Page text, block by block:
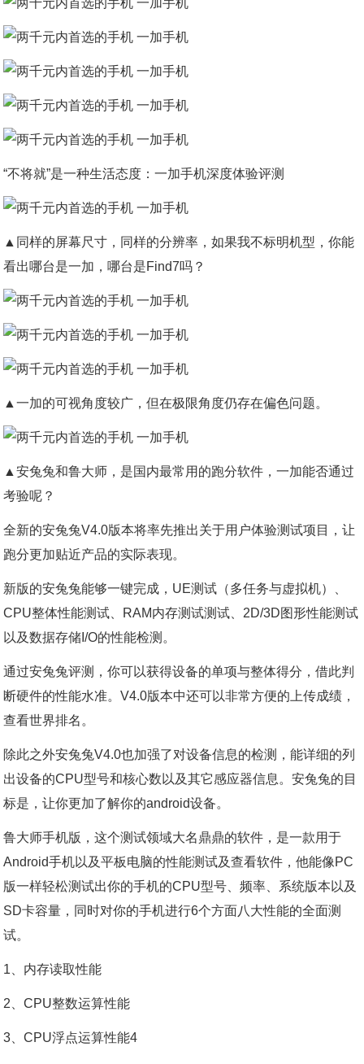
“不将就”是一种生活态度：一加手机深度体验评测
▲同样的屏幕尺寸，同样的分辨率，如果我不标明机型，你能
看出哪台是一加，哪台是Find7吗？
▲一加的可视角度较广，但在极限角度仍存在偏色问题。
▲安兔兔和鲁大师，是国内最常用的跑分软件，一加能否通过
考验呢？
全新的安兔兔V4.0版本将率先推出关于用户体验测试项目，让
跑分更加贴近产品的实际表现。
新版的安兔兔能够一键完成，UE测试（多任务与虚拟机）、
CPU整体性能测试、RAM内存测试测试、2D/3D图形性能测试
以及数据存储I/O的性能检测。
通过安兔兔评测，你可以获得设备的单项与整体得分，借此判
断硬件的性能水准。V4.0版本中还可以非常方便的上传成绩，
查看世界排名。
除此之外安兔兔V4.0也加强了对设备信息的检测，能详细的列
出设备的CPU型号和核心数以及其它感应器信息。安兔兔的目
标是，让你更加了解你的android设备。
鲁大师手机版，这个测试领域大名鼎鼎的软件，是一款用于
Android手机以及平板电脑的性能测试及查看软件，他能像PC
版一样轻松测试出你的手机的CPU型号、频率、系统版本以及
SD卡容量，同时对你的手机进行6个方面八大性能的全面测
试。
1、内存读取性能
2、CPU整数运算性能
3、CPU浮点运算性能4